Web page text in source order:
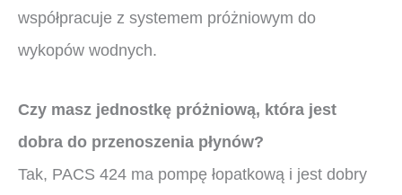
współpracuje z systemem próżniowym do
wykopów wodnych.
Czy masz jednostkę próżniową, która jest
dobra do przenoszenia płynów?
Tak, PACS 424 ma pompę łopatkową i jest dobry